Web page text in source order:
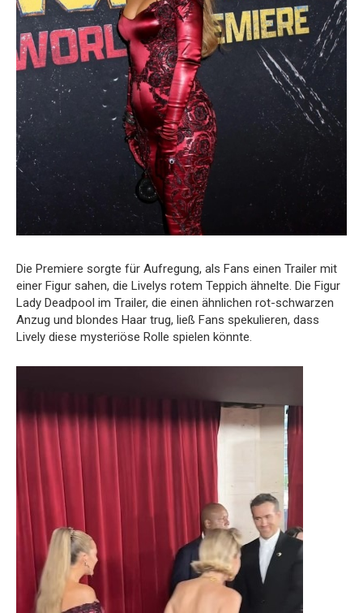
Die Premiere sorgte für Aufregung, als Fans einen Trailer mit
einer Figur sahen, die Livelys rotem Teppich ähnelte. Die Figur
Lady Deadpool im Trailer, die einen ähnlichen rot-schwarzen
Anzug und blondes Haar trug, ließ Fans spekulieren, dass
Lively diese mysteriöse Rolle spielen könnte.